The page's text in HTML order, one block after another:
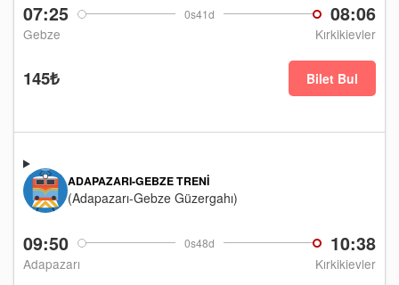
07:25 0s41d 08:06
Gebze Kırkikievler
145₺ Bilet Bul
09:50 0s48d 10:38
Adapazarı Kırkikievler
ADAPAZARI-GEBZE TRENI
(Adapazarı-Gebze Güzergahı)